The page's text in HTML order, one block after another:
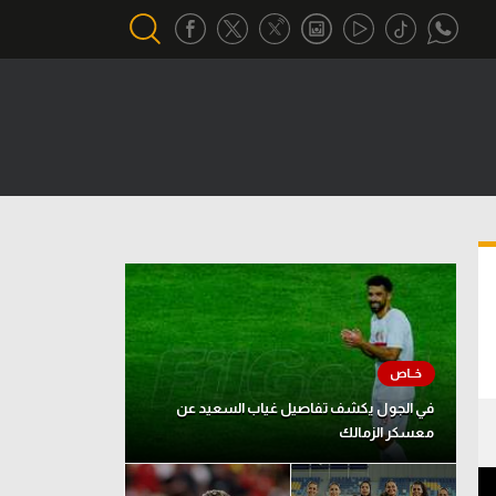
تحقيق في الجول
تقرير في الجول
تحليل في الجول
حكايات في الجول
كويز في الجول
فيديو في الجول
في الجول يكشف تفاصيل غياب السعيد عن
معسكر الزمالك